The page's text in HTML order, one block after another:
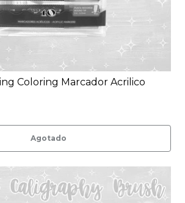
Coloring Marcador Acrilico
Agotado